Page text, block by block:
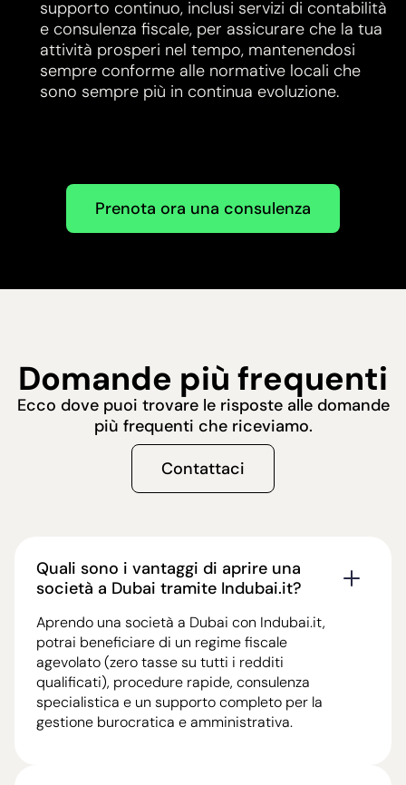
supporto continuo, inclusi servizi di contabilità
e consulenza fiscale, per assicurare che la tua
attività prosperi nel tempo, mantenendosi
sempre conforme alle normative locali che
sono sempre più in continua evoluzione.
Prenota ora una consulenza
Domande più frequenti
Ecco dove puoi trovare le risposte alle domande
più frequenti che riceviamo.
Contattaci
Quali sono i vantaggi di aprire una
società a Dubai tramite Indubai.it?
Aprendo una società a Dubai con Indubai.it,
potrai beneficiare di un regime fiscale
agevolato (zero tasse su tutti i redditi
qualificati), procedure rapide, consulenza
specialistica e un supporto completo per la
gestione burocratica e amministrativa.